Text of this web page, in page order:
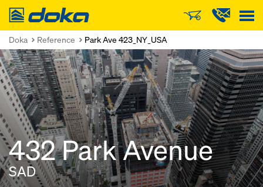
Doka
Doka Reference Park Ave 423_NY_USA
432 Park Avenue
SAD